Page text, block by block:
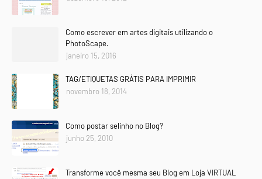
Como escrever em artes digitais utilizando o
PhotoScape.
janeiro 15, 2016
TAG/ETIQUETAS GRÁTIS PARA IMPRIMIR
novembro 18, 2014
Como postar selinho no Blog?
junho 25, 2010
Transforme você mesma seu Blog em Loja VIRTUAL